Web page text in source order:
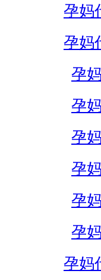
孕妈
孕妈
孕
孕
孕
孕
孕
孕
孕妈